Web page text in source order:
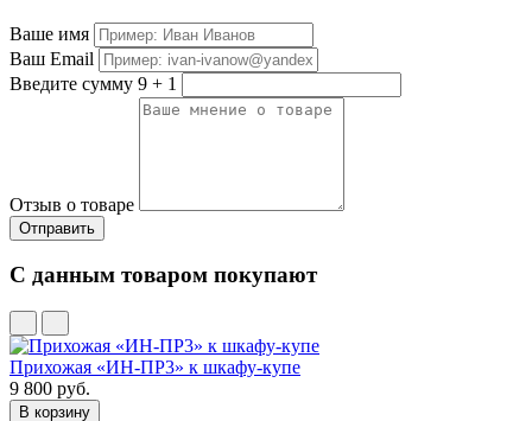
Ваше имя
Ваш Email
Введите сумму 9 + 1
Отзыв о товаре
С данным товаром покупают
Прихожая «ИН-ПР3» к шкафу-купе
9 800 руб.
В корзину